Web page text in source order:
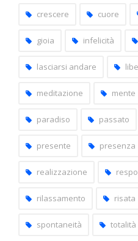
crescere cuore
gioia infelicità
lasciarsi andare
meditazione mente
paradiso passato
presente presenza
realizzazione
rilassamento risata
spontaneità totalità